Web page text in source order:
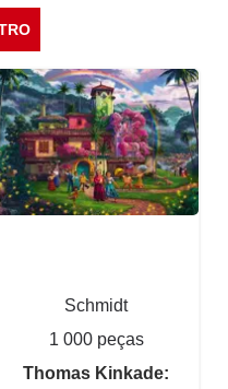
Schmidt
1 000 peças
Thomas Kinkade: